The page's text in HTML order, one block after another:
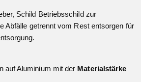
Schild Betriebsschild zur
Abfälle getrennt vom Rest entsorgen für
auf Aluminium mit der Materialstärke